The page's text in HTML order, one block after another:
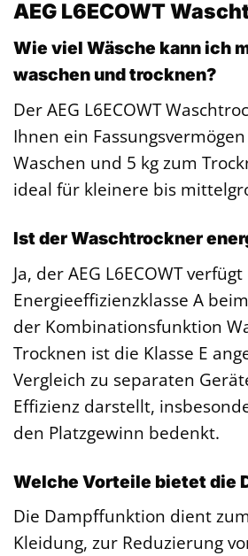
AEG L6ECOWT
Wie viel Wäsche kann ich
waschen und trocknen?
Der AEG L6ECOWT
Ihnen ein
Waschen und 5 kg zum
ideal für kleinere bis
Ist der Waschtrockner
Ja, der AEG L6ECOWT
Energieeffizienzklasse A
der Kombinationsfunktion
Trocknen ist die Klasse E
Vergleich zu separaten
Effizienz darstellt,
den Platzgewinn bedenkt.
Welche Vorteile bietet die
Die Dampffunktion dient
Kleidung, zur Reduzierung